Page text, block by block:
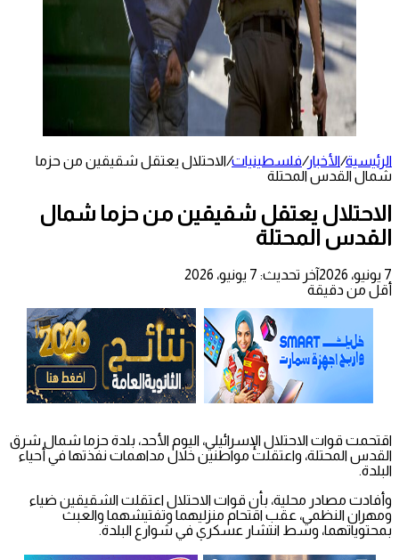
الرئيسية/الأخبار/فلسطينيات/الاحتلال يعتقل شقيقين من حزما
شمال القدس المحتلة
الاحتلال يعتقل شقيقين من حزما شمال
القدس المحتلة
7 يونيو، 2026
آخر تحديث: 7 يونيو، 2026
أقل من دقيقة
اقتحمت قوات الاحتلال الإسرائيلي، اليوم الأحد، بلدة حزما شمال شرق
القدس المحتلة، واعتقلت مواطنين خلال مداهمات نفذتها في أحياء
البلدة.
وأفادت مصادر محلية، بأن قوات الاحتلال اعتقلت الشقيقين ضياء
ومهران النظمي، عقب اقتحام منزليهما وتفتيشهما والعبث
بمحتوياتهما، وسط انتشار عسكري في شوارع البلدة.